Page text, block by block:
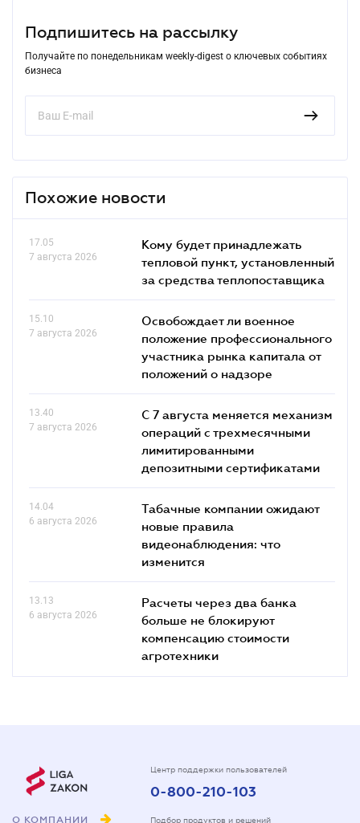
Подпишитесь на рассылку
Получайте по понедельникам weekly-digest о ключевых событиях
бизнеса
Похожие новости
17.05
7 августа 2026
Кому будет принадлежать
тепловой пункт, установленный
за средства теплопоставщика
15.10
7 августа 2026
Освобождает ли военное
положение профессионального
участника рынка капитала от
положений о надзоре
13.40
7 августа 2026
С 7 августа меняется механизм
операций с трехмесячными
лимитированными
депозитными сертификатами
14.04
6 августа 2026
Табачные компании ожидают
новые правила
видеонаблюдения: что
изменится
13.13
6 августа 2026
Расчеты через два банка
больше не блокируют
компенсацию стоимости
агротехники
О КОМПАНИИ
Центр поддержки пользователей
0-800-210-103
Подбор продуктов и решений